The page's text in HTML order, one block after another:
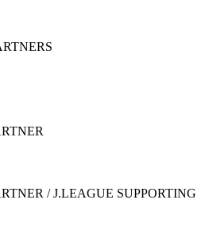
/ J.LEAGUE SUPPORTING